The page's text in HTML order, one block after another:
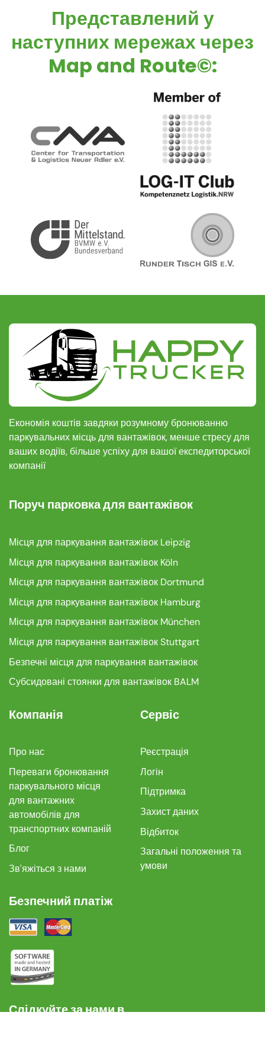
Представлений у
наступних мережах через
Map and Route©:
Економія коштів завдяки розумному бронюванню
паркувальних місць для вантажівок, менше стресу для
ваших водіїв, більше успіху для вашої експедиторської
компанії
Поруч парковка для вантажівок
Місця для паркування вантажівок Leipzig
Місця для паркування вантажівок Köln
Місця для паркування вантажівок Dortmund
Місця для паркування вантажівок Hamburg
Місця для паркування вантажівок München
Місця для паркування вантажівок Stuttgart
Безпечні місця для паркування вантажівок
Субсидовані стоянки для вантажівок BALM
Компанія
Про нас
Переваги бронювання
паркувального місця
для вантажних
автомобілів для
транспортних компаній
Блог
Зв'яжіться з нами
Сервіс
Реєстрація
Логін
Підтримка
Захист даних
Відбиток
Загальні положення та
умови
Безпечний платіж
Слідкуйте за нами в